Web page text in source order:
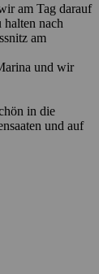
am Tag darauf
nach
am
und wir
in die
und auf